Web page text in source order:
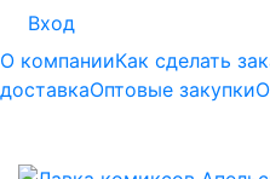
Вход
О компанииКак сделать
доставкаОптовые закупки